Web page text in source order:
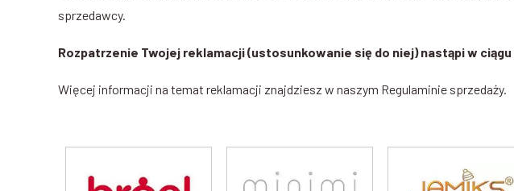
sprzedawcy.
Rozpatrzenie Twojej reklamacji (ustosunkowanie się do niej) nastąpi w
Więcej informacji na temat reklamacji znajdziesz w naszym Regulaminie sprzedaży.